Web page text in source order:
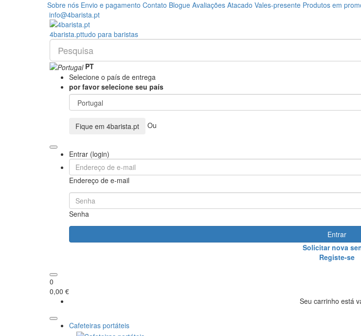
Sobre nós Envio e pagamento Contato Blogue Avaliações Atacado Vales-presente Produtos em
info@4barista.pt
4barista.pttudo para baristas
PT
Selecione o país de entrega
por favor selecione seu país
Fique em 4barista.pt Ou
Entrar (login)
Endereço de e-mail
Senha
Entrar
Solicitar nova
Registe-se
0
0,00 €
Seu carrinho está
Cafeteiras portáteis